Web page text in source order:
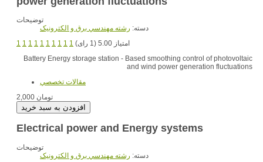
توضیحات
دسته: رشته مهندسي برق و الکترونيک
1 1 1 1 1 1 1 1 1 1
امتیاز 5.00 (1 رای)
Battery Energy storage station - Based smoothing control of photovoltaic
and wind power generation fluctuations
مقالات تخصصي
2,000 تومان
Electrical power and Energy systems
توضیحات
دسته: رشته مهندسي برق و الکترونيک